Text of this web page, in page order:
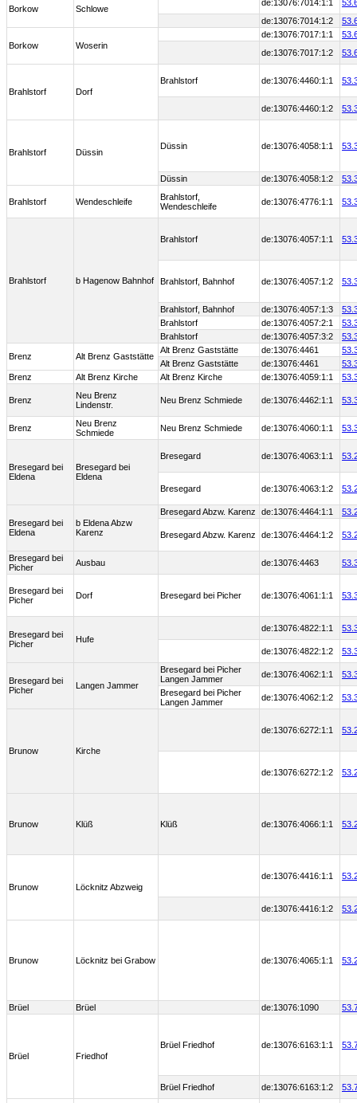
Borkow Schlowe
de:13076:7014:1:1
de:13076:7014:1:2
Borkow Woserin
de:13076:7017:1:1
de:13076:7017:1:2
Brahlstorf Dorf
Brahlstorf de:13076:4460:1:1
de:13076:4460:1:2
Brahlstorf Düssin
Düssin de:13076:4058:1:1
Düssin de:13076:4058:1:2
Brahlstorf Wendeschleife
Brahlstorf,
Wendeschleife
de:13076:4776:1:1
Brahlstorf b Hagenow Bahnhof
Brahlstorf de:13076:4057:1:1
Brahlstorf, Bahnhof de:13076:4057:1:2
Brahlstorf, Bahnhof de:13076:4057:1:3
Brahlstorf
de:13076:4057:2:1
Brahlstorf
de:13076:4057:3:2
Brenz Alt Brenz Gaststätte
Alt Brenz Gaststätte de:13076:4461
Alt Brenz Gaststätte
de:13076:4461
Brenz
Alt Brenz Kirche Alt Brenz Kirche de:13076:4059:1:1
Brenz
Neu Brenz
Lindenstr.
Neu Brenz Schmiede de:13076:4462:1:1
Brenz
Neu Brenz
Schmiede
Neu Brenz Schmiede de:13076:4060:1:1
Bresegard bei
Eldena
Bresegard bei
Eldena
Bresegard de:13076:4063:1:1
Bresegard de:13076:4063:1:2
Bresegard bei
Eldena
b Eldena Abzw
Karenz
Bresegard Abzw. Karenz de:13076:4464:1:1
Bresegard Abzw. Karenz de:13076:4464:1:2
Bresegard bei
Picher
Ausbau de:13076:4463
Bresegard bei
Picher
Dorf Bresegard bei Picher de:13076:4061:1:1
Bresegard bei
Picher
Hufe
de:13076:4822:1:1
de:13076:4822:1:2
Bresegard bei
Picher
Langen Jammer
Bresegard bei Picher
Langen Jammer
de:13076:4062:1:1
Bresegard bei Picher
Langen Jammer
de:13076:4062:1:2
Brunow Kirche
de:13076:6272:1:1
de:13076:6272:1:2
Brunow Klüß Klüß de:13076:4066:1:1
Brunow Löcknitz Abzweig
de:13076:4416:1:1
de:13076:4416:1:2
Brunow Löcknitz bei Grabow de:13076:4065:1:1
Brüel Brüel de:13076:1090
Brüel Friedhof
Brüel Friedhof de:13076:6163:1:1
Brüel Friedhof de:13076:6163:1:2